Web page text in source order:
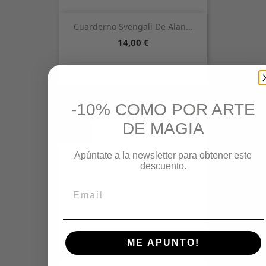
Cuarderno Svengali De Alan...
Precio
14,00 €
¡EN OFERTA!
-10% COMO POR ARTE
DE MAGIA
Apúntate a la newsletter para obtener este
descuento.
ME APUNTO!